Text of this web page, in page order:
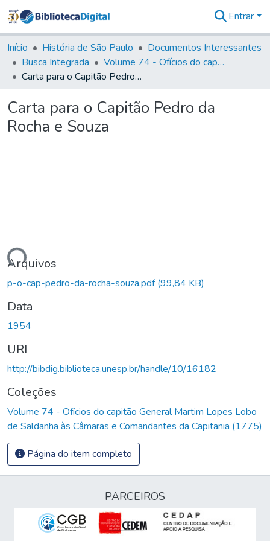
&
Coleções
Tudo na
Biblioteca
Estatísticas
Entrar
Início História de São Paulo
Documentos Interessantes
Busca Integrada
Volume 74 - Ofícios do capitão General Martim Lopes Lobo de Saldanha às Câmaras e Comandantes da Capitania (1775)
Carta para o Capitão Pedro da Rocha e Souza
Carta para o Capitão Pedro da
Rocha e Souza
Arquivos
p-o-cap-pedro-da-rocha-souza.pdf(99,84 KB)
Data
1954
URI
http://bibdig.biblioteca.unesp.br/handle/10/16182
Coleções
Volume 74 - Ofícios do capitão General Martim Lopes Lobo
de Saldanha às Câmaras e Comandantes da Capitania (1775)
Página do item completo
PARCEIROS